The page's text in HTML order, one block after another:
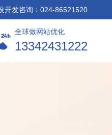
开发咨询：024-86521520
全球做网站优化
13342431222